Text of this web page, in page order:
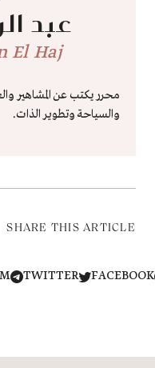
عبد
El Haj
محرر يكتب عن المشاهير
والسياحة وتطوير الذات.
SHARE THIS ARTICLE
TWITTER